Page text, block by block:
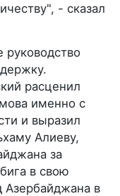
- сказал
руководство
расценил
именно с
и выразил
Алиеву,
за
в свою
Азербайджана в